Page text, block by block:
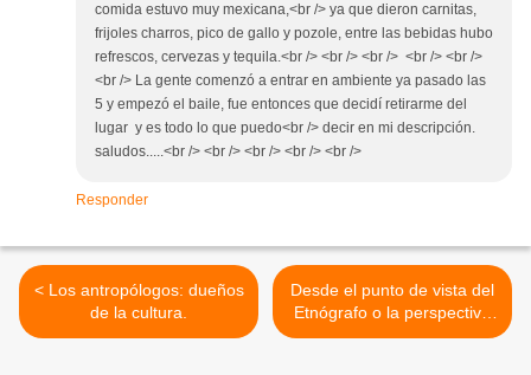
comida estuvo muy mexicana,<br /> ya que dieron carnitas,
frijoles charros, pico de gallo y pozole, entre las bebidas hubo
refrescos, cervezas y tequila.<br /> <br /> <br /> <br /> <br />
<br /> La gente comenzó a entrar en ambiente ya pasado las
5 y empezó el baile, fue entonces que decidí retirarme del
lugar y es todo lo que puedo<br /> decir en mi descripción.
saludos.....<br /> <br /> <br /> <br /> <br />
Responder
< Los antropólogos: dueños
de la cultura.
Desde el punto de vista del
Etnógrafo o la perspectiva
Etic en la investigación